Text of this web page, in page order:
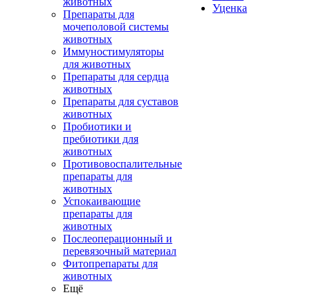
Препараты для
мочеполовой системы
животных
Иммуностимуляторы
для животных
Препараты для сердца
животных
Препараты для суставов
животных
Пробиотики и
пребиотики для
животных
Противовоспалительные
препараты для
животных
Успокаивающие
препараты для
животных
Послеоперационный и
перевязочный материал
Фитопрепараты для
животных
Ещё
Уценка